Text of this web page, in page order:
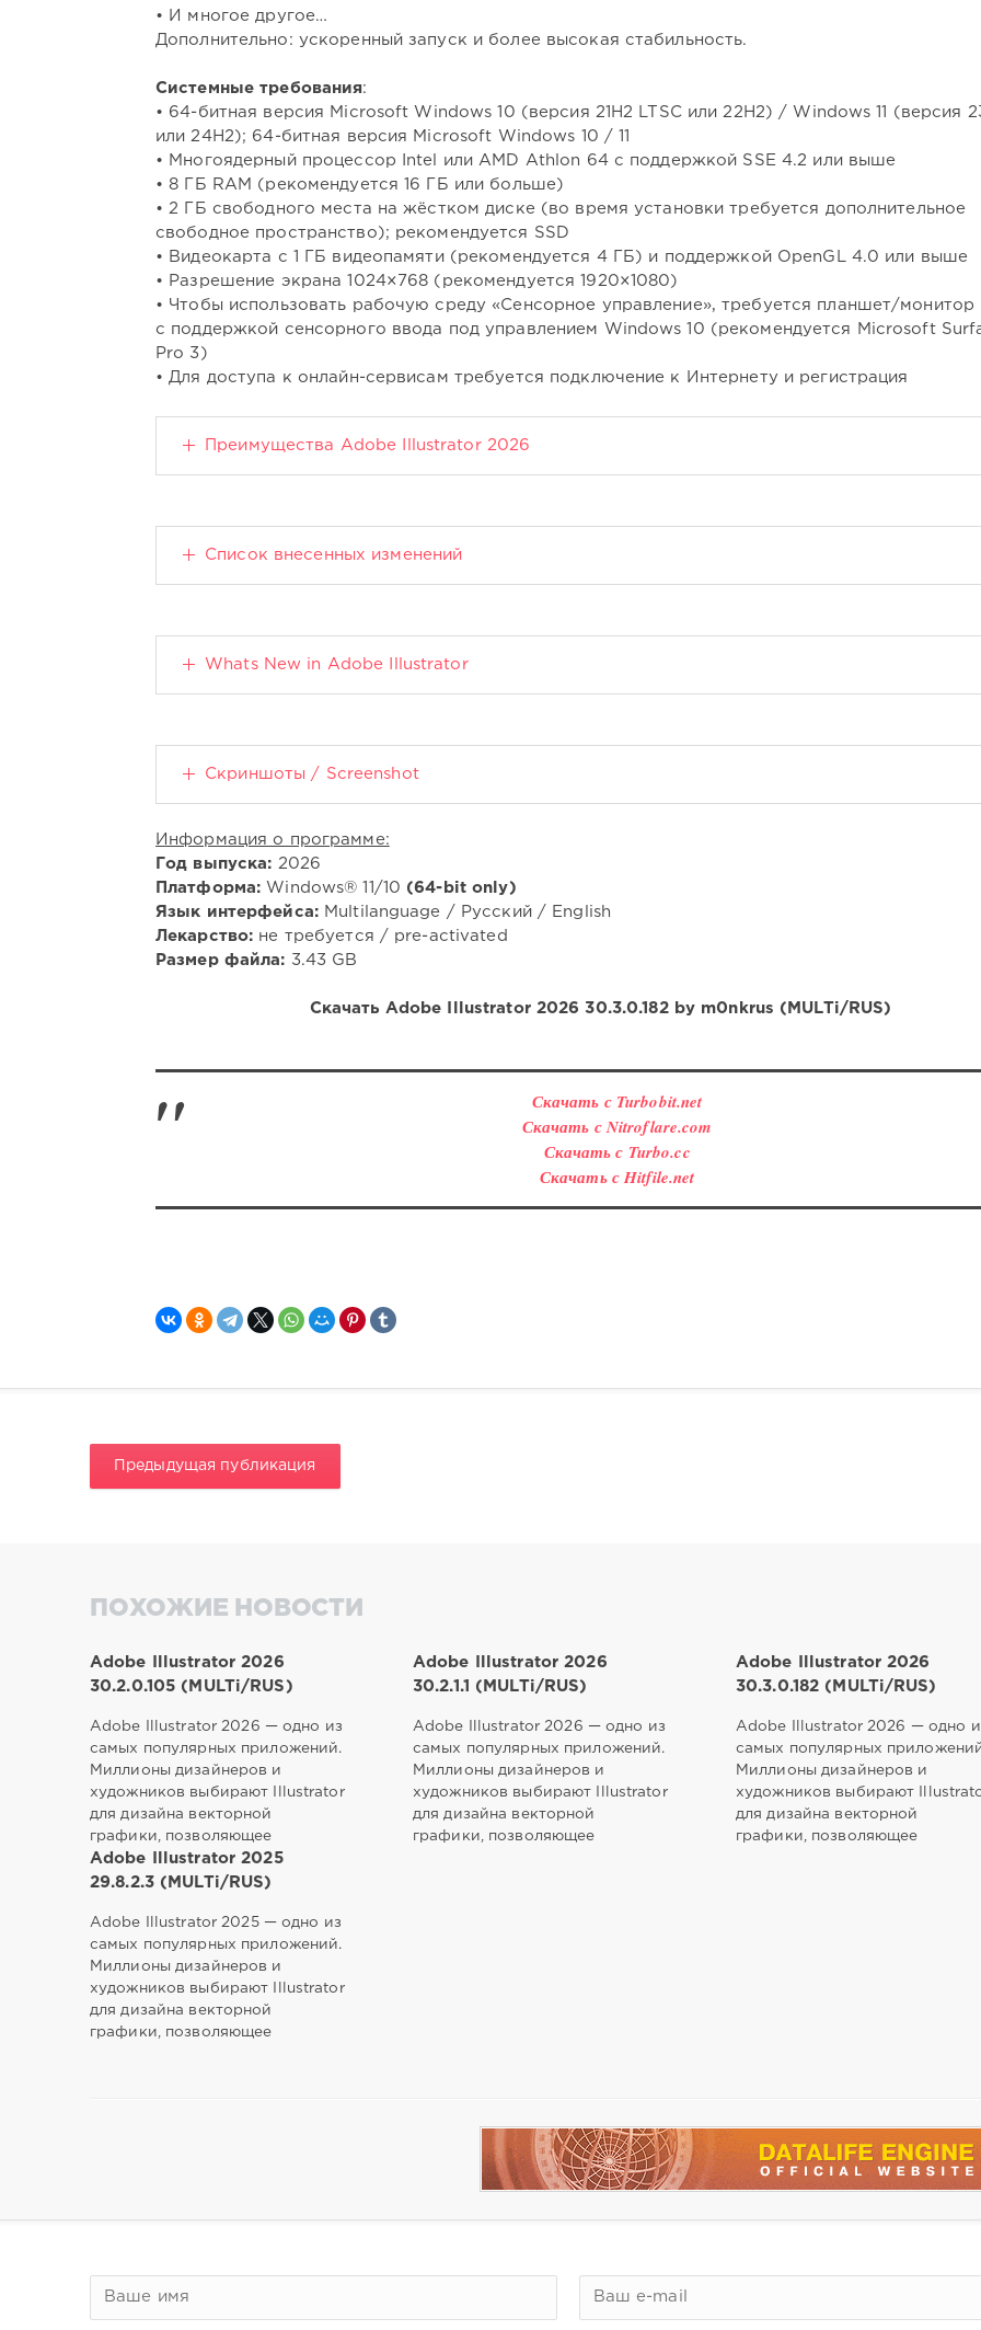
• И многое другое…
Дополнительно: ускоренный запуск и более высокая стабильность.
Системные требования:
• 64-битная версия Microsoft Windows 10 (версия 21H2 LTSC или 22H2) / Windows 11 (версия
или 24H2); 64-битная версия Microsoft Windows 10 / 11
• Многоядерный процессор Intel или AMD Athlon 64 с поддержкой SSE 4.2 или выше
• 8 ГБ RAM (рекомендуется 16 ГБ или больше)
• 2 ГБ свободного места на жёстком диске (во время установки требуется дополнительное
свободное пространство); рекомендуется SSD
• Видеокарта с 1 ГБ видеопамяти (рекомендуется 4 ГБ) и поддержкой OpenGL 4.0 или выше
• Разрешение экрана 1024×768 (рекомендуется 1920×1080)
• Чтобы использовать рабочую среду «Сенсорное управление», требуется планшет/монитор
с поддержкой сенсорного ввода под управлением Windows 10 (рекомендуется Microsoft
Pro 3)
• Для доступа к онлайн-сервисам требуется подключение к Интернету и регистрация
Преимущества Adobe Illustrator 2026
Список внесенных изменений
Whats New in Adobe Illustrator
Скриншоты / Screenshot
Информация о программе:
Год выпуска: 2026
Платформа: Windows® 11/10 (64-bit only)
Язык интерфейса:Multilanguage / Русский / English
Лекарство: не требуется / pre-activated
Размер файла: 3.43 GB
Скачать Adobe Illustrator 2026 30.3.0.182 by m0nkrus (MULTi/RUS)
Скачать с Turbobit.net
Скачать с Nitroflare.com
Скачать с Turbo.cc
Скачать с Hitfile.net
Предыдущая публикация
ПОХОЖИЕ НОВОСТИ
Adobe Illustrator 2026
30.2.0.105 (MULTi/RUS)
Adobe Illustrator 2026 — одно из
самых популярных приложений.
Миллионы дизайнеров и
художников выбирают Illustrator
для дизайна векторной
графики, позволяющее
Adobe Illustrator 2026
30.2.1.1 (MULTi/RUS)
Adobe Illustrator 2026 — одно из
самых популярных приложений.
Миллионы дизайнеров и
художников выбирают Illustrator
для дизайна векторной
графики, позволяющее
Adobe Illustrator 2026
30.3.0.182 (MULTi/RUS)
Adobe Illustrator 2026 — одно
самых популярных
Миллионы дизайнеров и
художников выбирают
для дизайна векторной
графики, позволяющее
Adobe Illustrator 2025
29.8.2.3 (MULTi/RUS)
Adobe Illustrator 2025 — одно из
самых популярных приложений.
Миллионы дизайнеров и
художников выбирают Illustrator
для дизайна векторной
графики, позволяющее